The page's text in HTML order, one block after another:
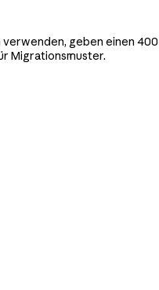
geben einen
Migrationsmuster.